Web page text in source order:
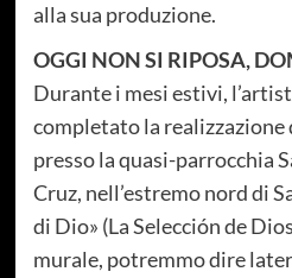
alla sua produzione.
OGGI NON SI RIPOSA,
Durante i mesi estivi,
completato la
presso la quasi-parrocchia
Cruz, nell’estremo nord di
di Dio» (La Selección de Dios
murale, potremmo dire